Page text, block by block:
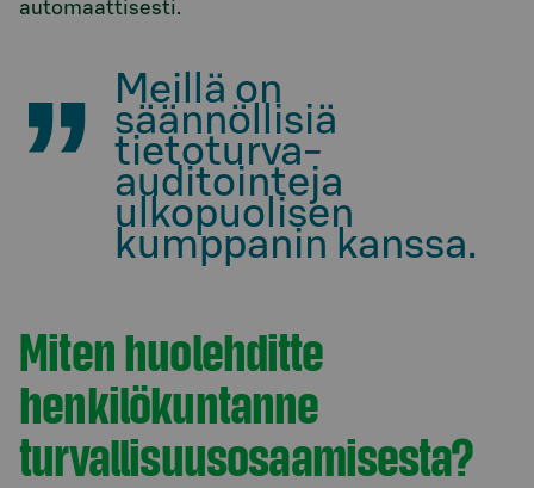
automaattisesti.
Meillä on
säännöllisiä
tietoturva-
auditointeja
ulkopuolisen
kumppanin kanssa.
Miten huolehditte
henkilökuntanne
turvallisuusosaamisesta?